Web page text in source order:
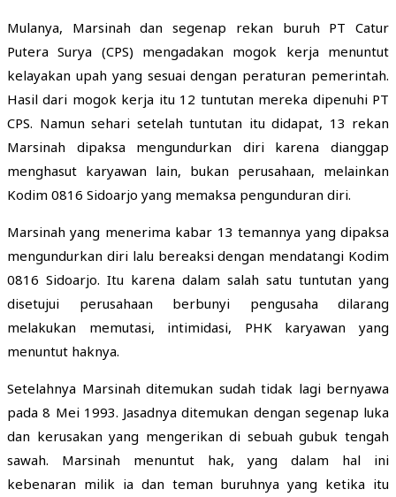
Mulanya, Marsinah dan segenap rekan buruh PT Catur
Putera Surya (CPS) mengadakan mogok kerja menuntut
kelayakan upah yang sesuai dengan peraturan pemerintah.
Hasil dari mogok kerja itu 12 tuntutan mereka dipenuhi PT
CPS. Namun sehari setelah tuntutan itu didapat, 13 rekan
Marsinah dipaksa mengundurkan diri karena dianggap
menghasut karyawan lain, bukan perusahaan, melainkan
Kodim 0816 Sidoarjo yang memaksa pengunduran diri.
Marsinah yang menerima kabar 13 temannya yang dipaksa
mengundurkan diri lalu bereaksi dengan mendatangi Kodim
0816 Sidoarjo. Itu karena dalam salah satu tuntutan yang
disetujui perusahaan berbunyi pengusaha dilarang
melakukan memutasi, intimidasi, PHK karyawan yang
menuntut haknya.
Setelahnya Marsinah ditemukan sudah tidak lagi bernyawa
pada 8 Mei 1993. Jasadnya ditemukan dengan segenap luka
dan kerusakan yang mengerikan di sebuah gubuk tengah
sawah. Marsinah menuntut hak, yang dalam hal ini
kebenaran milik ia dan teman buruhnya yang ketika itu